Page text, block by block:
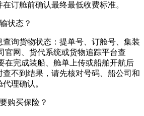
订舱前确认最终最低收费标准。
状态？
询货物状态：提单号、订舱号、集装
官网、货代系统或货物追踪平台查
在完成装船、舱单上传或船舶开航后
不到结果，请先核对号码、船公司和
理确认。
购买保险？